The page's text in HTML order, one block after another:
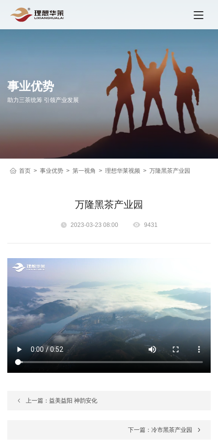
事业优势
助力三茶统筹 引领产业发展
首页 事业优势 第一视角 理想华莱视频 万隆黑茶产业园
万隆黑茶产业园
2023-03-23 08:00 9431
上一篇：益美益阳 神韵安化
下一篇：冷市黑茶产业园